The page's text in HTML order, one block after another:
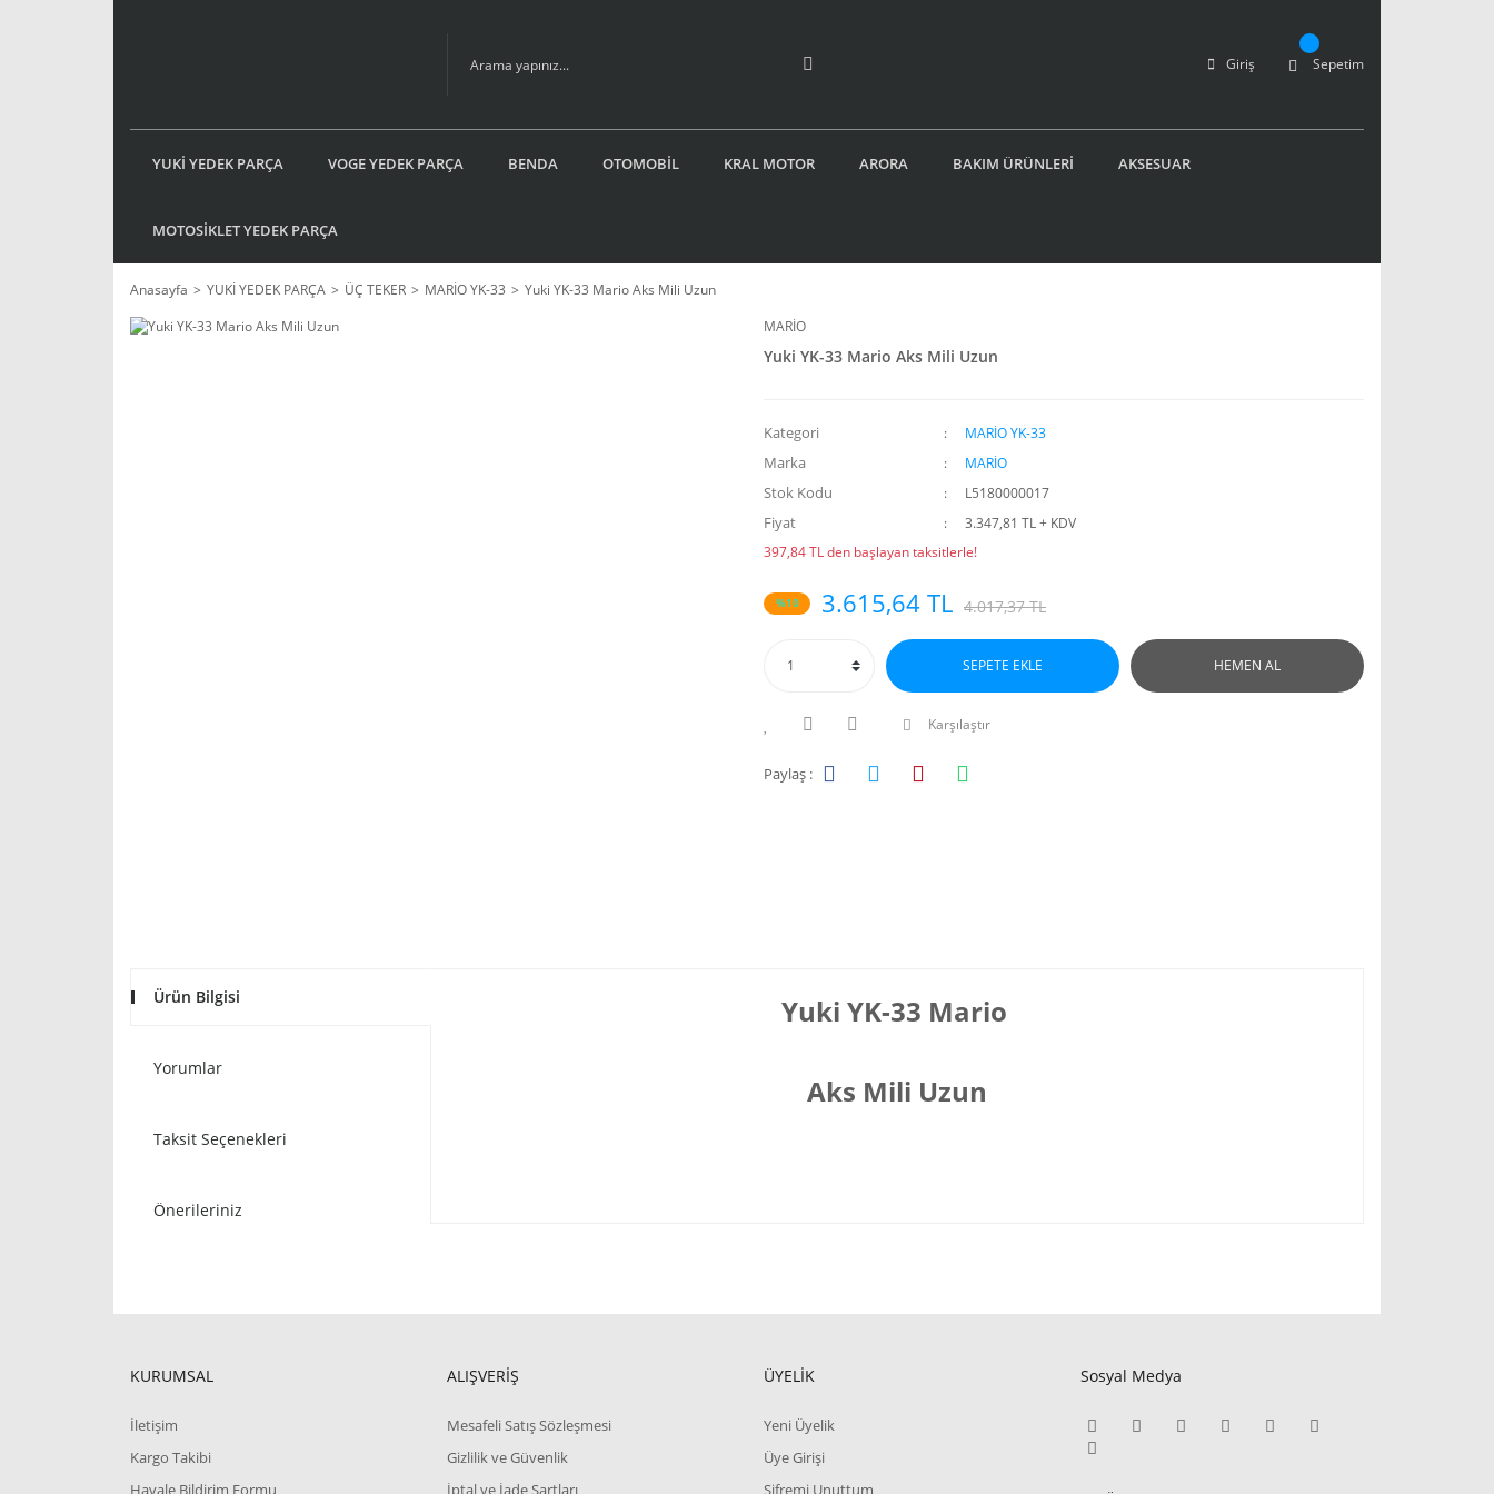
Giriş Sepetim
YUKİ YEDEK PARÇA VOGE YEDEK PARÇA BENDA OTOMOBİL KRAL MOTOR ARORA BAKIM ÜRÜNLERİ AKSESUAR
MOTOSİKLET YEDEK PARÇA
Anasayfa YUKİ YEDEK PARÇA ÜÇ TEKER MARİO YK-33
Yuki YK-33 Mario Aks Mili Uzun
MARİO
Yuki YK-33 Mario Aks Mili Uzun
Kategori MARİO YK-33
Marka MARİO
Stok Kodu L5180000017
Fiyat
3.347,81 TL + KDV
397,84 TL den başlayan taksitlerle!
%10 3.615,64 TL 4.017,37 TL
SEPETE EKLE HEMEN AL
Karşılaştır
Paylaş :
Ürün Bilgisi
Yorumlar
Taksit Seçenekleri
Önerileriniz
Yuki YK-33 Mario
Aks Mili Uzun
KURUMSAL
İletişim
Kargo Takibi
Havale Bildirim Formu
ALIŞVERİŞ
Mesafeli Satış Sözleşmesi
Gizlilik ve Güvenlik
İptal ve İade Şartları
ÜYELİK
Yeni Üyelik
Üye Girişi
Şifremi Unuttum
Sosyal Medya